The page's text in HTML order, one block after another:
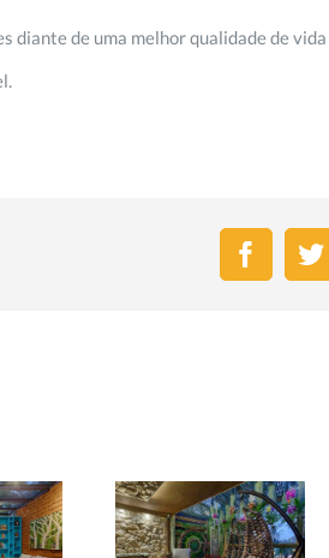
diante de uma melhor qualidade de